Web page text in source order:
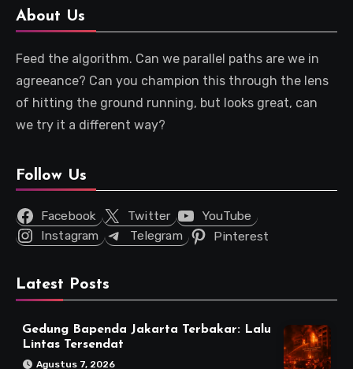
About Us
Feed the algorithm. Can we parallel paths are we in
agreeance? Can you champion this through the lens
of hitting the ground running, but looks great, can
we try it a different way?
Follow Us
Facebook Twitter
YouTube
Instagram
Telegram Pinterest
Latest Posts
Gedung Bapenda Jakarta Terbakar: Lalu
Lintas Tersendat
Agustus 7, 2026